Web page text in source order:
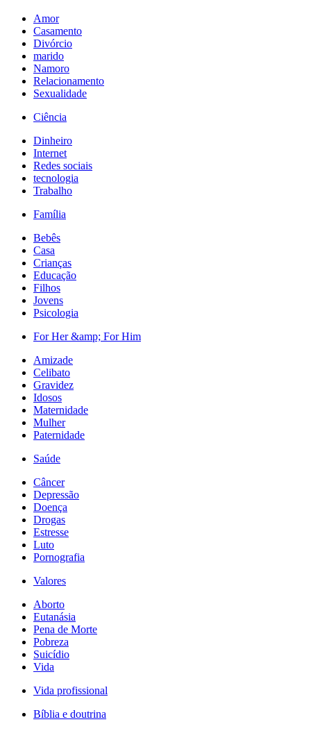
Amor
Casamento
Divórcio
marido
Namoro
Relacionamento
Sexualidade
Ciência
Dinheiro
Internet
Redes sociais
tecnologia
Trabalho
Família
Bebês
Casa
Crianças
Educação
Filhos
Jovens
Psicologia
For Her &amp; For Him
Amizade
Celibato
Gravidez
Idosos
Maternidade
Mulher
Paternidade
Saúde
Câncer
Depressão
Doença
Drogas
Estresse
Luto
Pornografia
Valores
Aborto
Eutanásia
Pena de Morte
Pobreza
Suicídio
Vida
Vida profissional
Bíblia e doutrina